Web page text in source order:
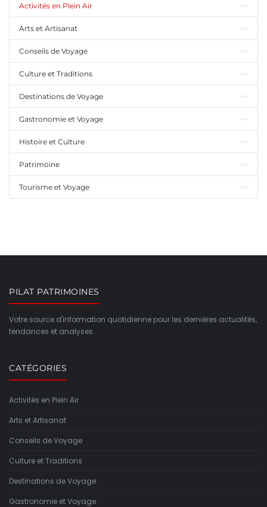
Activités en Plein Air
Arts et Artisanat
Conseils de Voyage
Culture et Traditions
Destinations de Voyage
Gastronomie et Voyage
Histoire et Culture
Patrimoine
Tourisme et Voyage
PILAT PATRIMOINES
Votre source d'information quotidienne pour les dernières actualités,
tendances et analyses.
CATÉGORIES
Activités en Plein Air
Arts et Artisanat
Conseils de Voyage
Culture et Traditions
Destinations de Voyage
Gastronomie et Voyage